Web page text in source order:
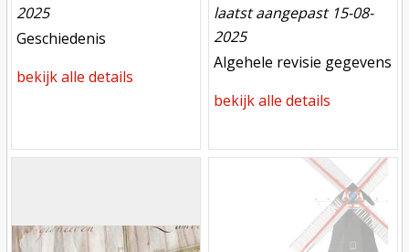
2025
meest recente aanpassing
Geschiedenis
bekijk alle details
laatst aangepast 15-08-
2025
meest recente aanpassing
Algehele revisie gegevens
bekijk alle details